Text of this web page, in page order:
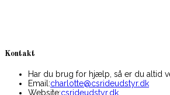
Kontakt
Har du brug for hjælp, så er du altid
Email:charlotte@csrideudstyr.dkOpens
Website:csrideudstyr.dk